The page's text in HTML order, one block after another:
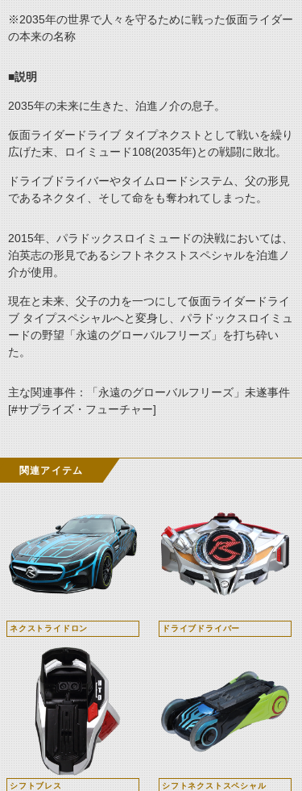
※2035年の世界で人々を守るために戦った仮面ライダー
の本来の名称
■説明
2035年の未来に生きた、泊進ノ介の息子。
仮面ライダードライブ タイプネクストとして戦いを繰り
広げた末、ロイミュード108(2035年)との戦闘に敗北。
ドライブドライバーやタイムロードシステム、父の形見
であるネクタイ、そして命をも奪われてしまった。
2015年、パラドックスロイミュードの決戦においては、
泊英志の形見であるシフトネクストスペシャルを泊進ノ
介が使用。
現在と未来、父子の力を一つにして仮面ライダードライ
ブ タイプスペシャルへと変身し、パラドックスロイミュ
ードの野望「永遠のグローバルフリーズ」を打ち砕い
た。
主な関連事件：「永遠のグローバルフリーズ」未遂事件
[#サプライズ・フューチャー]
関連アイテム
ネクストライドロン ドライブドライバー
シフトブレス シフトネクストスペシャル